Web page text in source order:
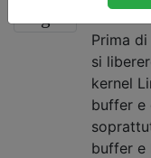
su un
Prima
si
kernel
buffer e
buffer e